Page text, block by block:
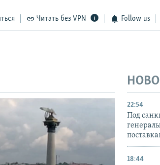
Читать без VPN Follow us
22:54
Под
18:44